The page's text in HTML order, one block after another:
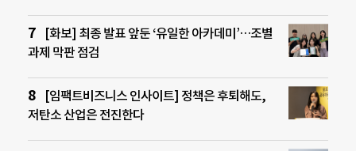
[화보] 최종 발표 앞둔 ‘유일한 아카데미’…조별
과제 막판 점검
[임팩트비즈니스 인사이트] 정책은 후퇴해도,
저탄소 산업은 전진한다